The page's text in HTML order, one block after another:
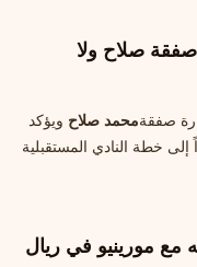
صلاح ولا
صفقةمحمد صلاح ويؤكد
إلى خطة النادي المستقبلية
مورينيو في ريال